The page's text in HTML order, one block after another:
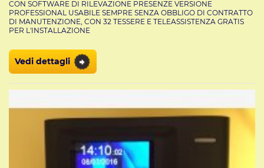
CON SOFTWARE DI RILEVAZIONE PRESENZE VERSIONE
PROFESSIONAL USABILE SEMPRE SENZA OBBLIGO DI CONTRATTO
DI MANUTENZIONE, CON 32 TESSERE E TELEASSISTENZA GRATIS
PER L'INSTALLAZIONE
Vedi dettagli